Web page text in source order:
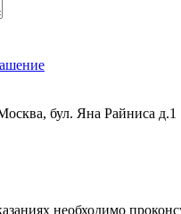
бул. Яна Райниса д.1
необходимо